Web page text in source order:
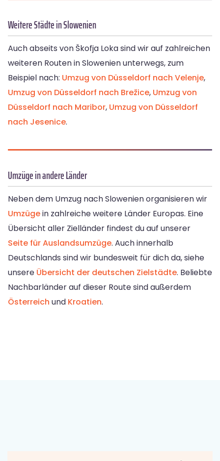
Weitere Städte in Slowenien
Auch abseits von Škofja Loka sind wir auf zahlreichen
weiteren Routen in Slowenien unterwegs, zum
Beispiel nach: Umzug von Düsseldorf nach Velenje,
Umzug von Düsseldorf nach Brežice, Umzug von
Düsseldorf nach Maribor, Umzug von Düsseldorf
nach Jesenice.
Umzüge in andere Länder
Neben dem Umzug nach Slowenien organisieren wir
Umzügein zahlreiche weitere Länder Europas. Eine
Übersicht aller Zielländer findest du auf unserer
Seite für Auslandsumzüge. Auch innerhalb
Deutschlands sind wir bundesweit für dich da, siehe
unsere Übersicht der deutschen Zielstädte. Beliebte
Nachbarländer auf dieser Route sind außerdem
Österreich und Kroatien.